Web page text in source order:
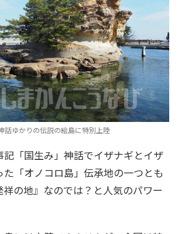
話ゆかりの伝説の絵島に特別上陸
記「国生み」神話でイザナギとイザ
「オノコロ島」伝承地の一つとも
の地』なのでは？と人気のパワー